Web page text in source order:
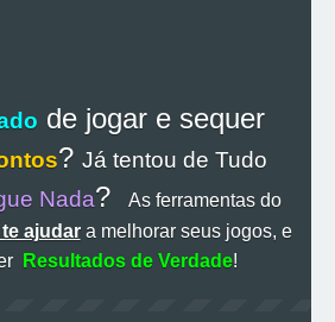
de jogar e sequer
? Já tentou de Tudo
Nada?
As ferramentas do
ajudara melhorar seus jogos, e
Resultados de Verdade!